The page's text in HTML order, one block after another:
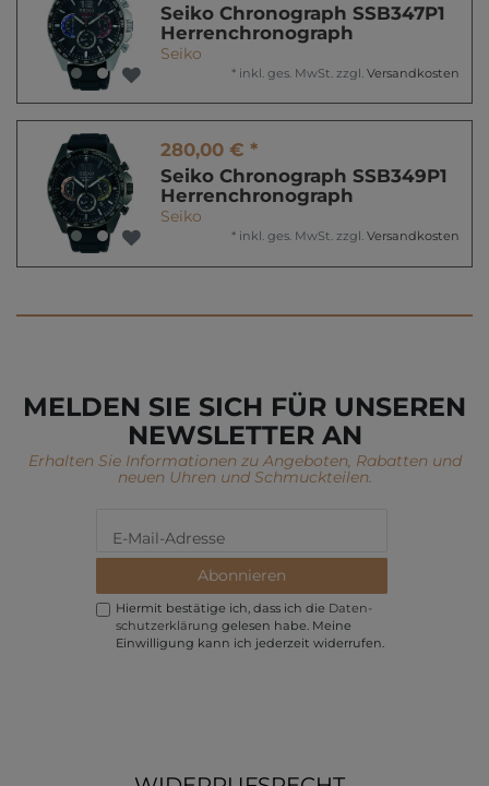
Seiko Chronograph SSB347P1
Herrenchronograph
Seiko
* inkl. ges. MwSt. zzgl. Versandkosten
280,00 € *
Seiko Chronograph SSB349P1
Herrenchronograph
Seiko
* inkl. ges. MwSt. zzgl. Versandkosten
MELDEN SIE SICH FÜR UNSEREN
NEWSLETTER AN
Erhalten Sie Informationen zu Angeboten, Rabatten und
neuen Uhren und Schmuckteilen.
Abonnieren
Hiermit bestätige ich, dass ich die Daten­
schutz­erklärung gelesen habe. Meine
Einwilligung kann ich jederzeit widerrufen.